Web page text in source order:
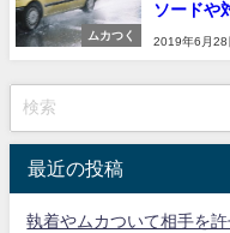
ムカつく
ソードや
2019年6月28
最近の投稿
執着やムカついて相手を